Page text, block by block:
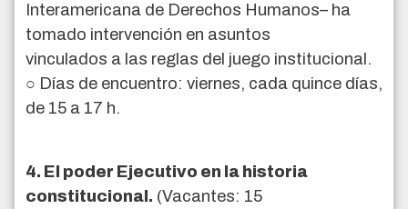
Interamericana de Derechos Humanos– ha
tomado intervención en asuntos
vinculados a las reglas del juego institucional.
○ Días de encuentro: viernes, cada quince días,
de 15 a 17 h.
4. El poder Ejecutivo en la historia
constitucional. (Vacantes: 15